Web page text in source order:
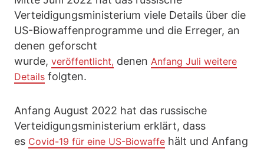
Verteidigungsministerium viele Details über die
US-Biowaffenprogramme und die Erreger, an
denen geforscht
wurde, veröffentlicht, denen Anfang Juli weitere
Details folgten.
Anfang August 2022 hat das russische
Verteidigungsministerium erklärt, dass
es Covid-19 für eine US-Biowaffe hält und Anfang